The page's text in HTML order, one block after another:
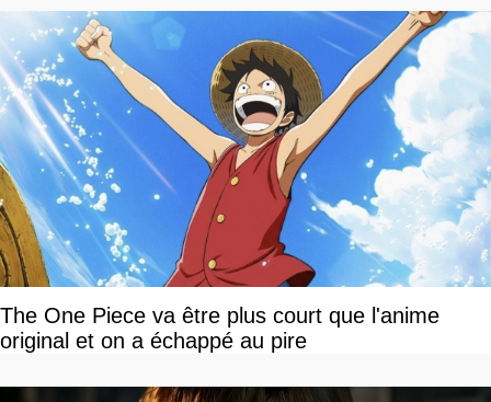
The One Piece va être plus court que l'anime
original et on a échappé au pire